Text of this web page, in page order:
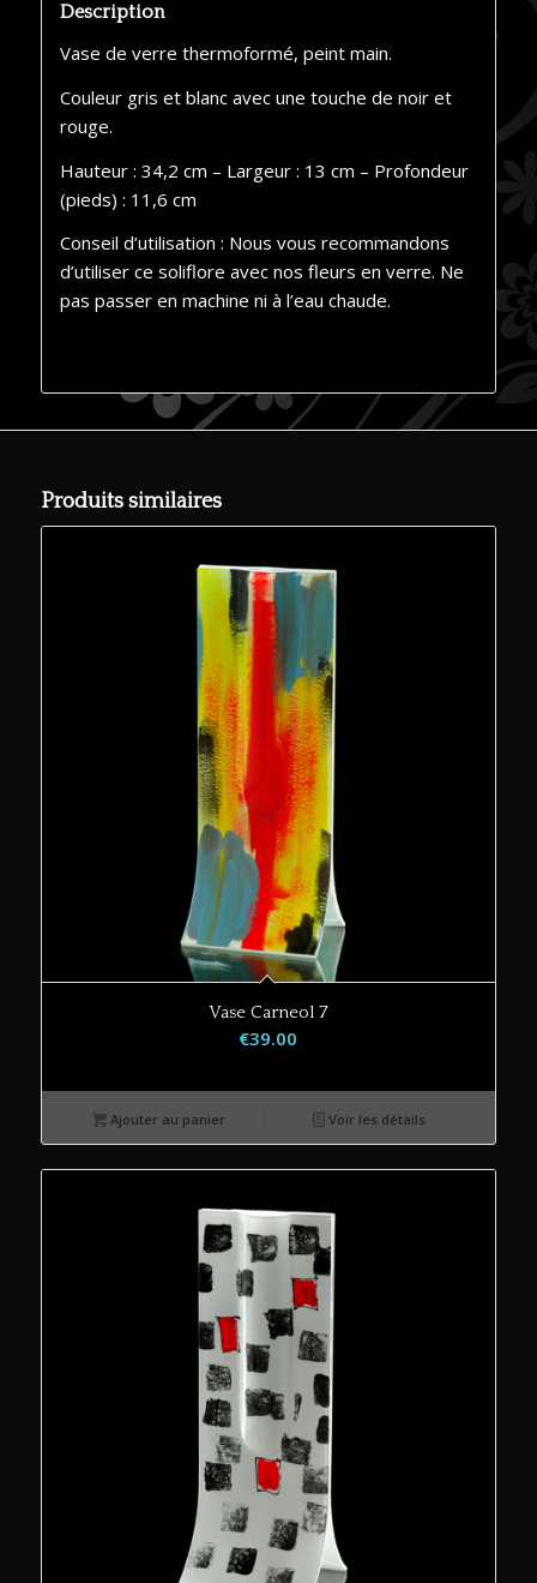
Description
Vase de verre thermoformé, peint main.
Couleur gris et blanc avec une touche de noir et
rouge.
Hauteur : 34,2 cm – Largeur : 13 cm – Profondeur
(pieds) : 11,6 cm
Conseil d’utilisation : Nous vous recommandons
d’utiliser ce soliflore avec nos fleurs en verre. Ne
pas passer en machine ni à l’eau chaude.
Produits similaires
Vase Carneol 7
€39.00
Ajouter au panier Voir les détails